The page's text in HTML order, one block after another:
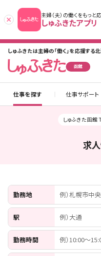
主婦（夫）の働くをもっと
しゅふきたアプリ
あとで
しゅふきたは主婦の「働く」を応援する
函館
仕事を探す 仕事サポート
しゅふきた函館
求
勤務地 例）札幌市中
駅 例）大通
勤務時間 例）10:00〜